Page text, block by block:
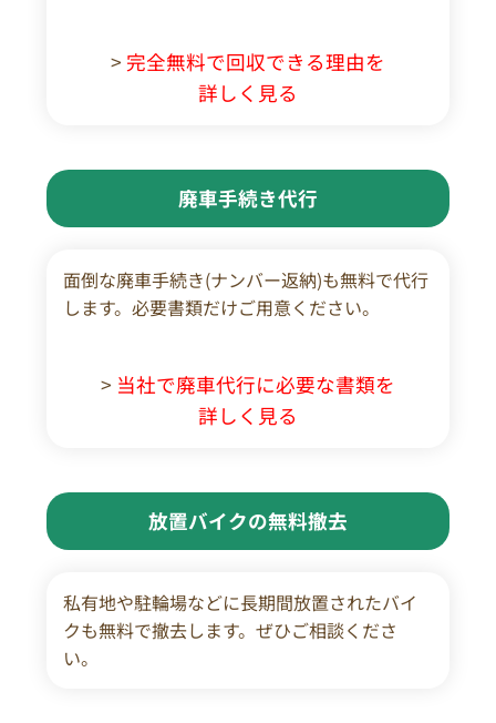
> 完全無料で回収できる理由を
詳しく見る
廃車手続き代行
面倒な廃車手続き(ナンバー返納)も無料で代行
します。必要書類だけご用意ください。
> 当社で廃車代行に必要な書類を
詳しく見る
放置バイクの無料撤去
私有地や駐輪場などに長期間放置されたバイ
クも無料で撤去します。ぜひご相談くださ
い。